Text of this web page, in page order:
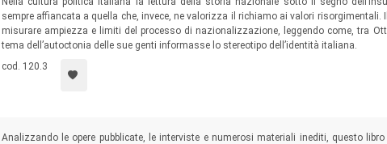
sempre affiancata a quella che, invece, ne valorizza il richiamo ai valori risorgimentali.
misurare ampiezza e limiti del processo di nazionalizzazione, leggendo come, tra
tema dell’autoctonia delle sue genti informasse lo stereotipo dell’identità italiana.
cod. 120.3
Analizzando le opere pubblicate, le interviste e numerosi materiali inediti, questo